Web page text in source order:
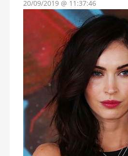
20/09/2019 @ 11:37:46